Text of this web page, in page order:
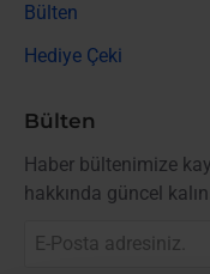
Bülten
Hediye Çeki
Bülten
Haber bültenimize
hakkında güncel
Posta